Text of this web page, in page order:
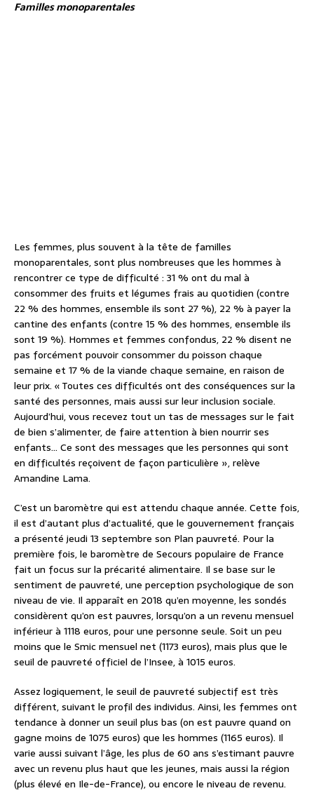
Familles monoparentales
Les femmes, plus souvent à la tête de familles
monoparentales, sont plus nombreuses que les hommes à
rencontrer ce type de difficulté : 31 % ont du mal à
consommer des fruits et légumes frais au quotidien (contre
22 % des hommes, ensemble ils sont 27 %), 22 % à payer la
cantine des enfants (contre 15 % des hommes, ensemble ils
sont 19 %). Hommes et femmes confondus, 22 % disent ne
pas forcément pouvoir consommer du poisson chaque
semaine et 17 % de la viande chaque semaine, en raison de
leur prix. « Toutes ces difficultés ont des conséquences sur la
santé des personnes, mais aussi sur leur inclusion sociale.
Aujourd’hui, vous recevez tout un tas de messages sur le fait
de bien s’alimenter, de faire attention à bien nourrir ses
enfants… Ce sont des messages que les personnes qui sont
en difficultés reçoivent de façon particulière », relève
Amandine Lama.
C’est un baromètre qui est attendu chaque année. Cette fois,
il est d’autant plus d’actualité, que le gouvernement français
a présenté jeudi 13 septembre son Plan pauvreté. Pour la
première fois, le baromètre de Secours populaire de France
fait un focus sur la précarité alimentaire. Il se base sur le
sentiment de pauvreté, une perception psychologique de son
niveau de vie. Il apparaît en 2018 qu’en moyenne, les sondés
considèrent qu’on est pauvres, lorsqu’on a un revenu mensuel
inférieur à 1118 euros, pour une personne seule. Soit un peu
moins que le Smic mensuel net (1173 euros), mais plus que le
seuil de pauvreté officiel de l’Insee, à 1015 euros.
Assez logiquement, le seuil de pauvreté subjectif est très
différent, suivant le profil des individus. Ainsi, les femmes ont
tendance à donner un seuil plus bas (on est pauvre quand on
gagne moins de 1075 euros) que les hommes (1165 euros). Il
varie aussi suivant l’âge, les plus de 60 ans s’estimant pauvre
avec un revenu plus haut que les jeunes, mais aussi la région
(plus élevé en Ile-de-France), ou encore le niveau de revenu.